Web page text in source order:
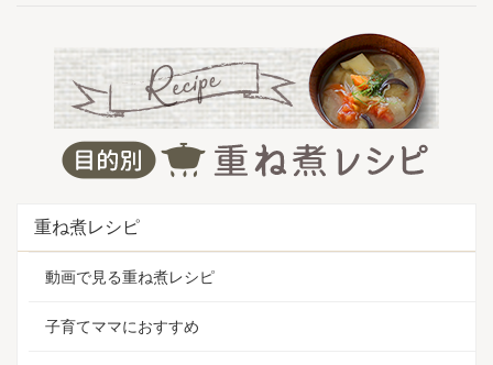
重ね煮レシピ
動画で見る重ね煮レシピ
子育てママにおすすめ